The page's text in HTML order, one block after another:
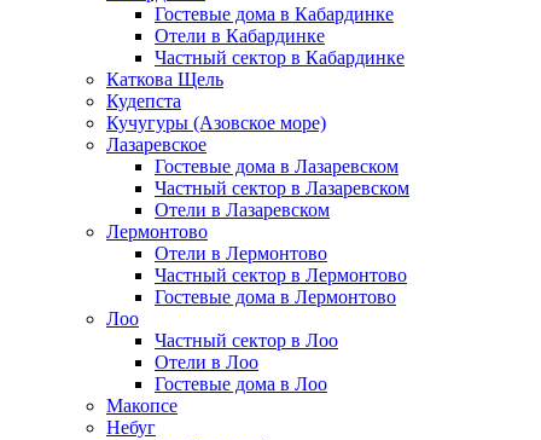
Гостевые дома в Кабардинке
Отели в Кабардинке
Частный сектор в Кабардинке
Каткова Щель
Кудепста
Кучугуры (Азовское море)
Лазаревское
Гостевые дома в Лазаревском
Частный сектор в Лазаревском
Отели в Лазаревском
Лермонтово
Отели в Лермонтово
Частный сектор в Лермонтово
Гостевые дома в Лермонтово
Лоо
Частный сектор в Лоо
Отели в Лоо
Гостевые дома в Лоо
Макопсе
Небуг